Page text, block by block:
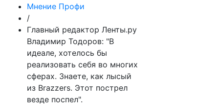
Мнение Профи
/
Главный редактор Ленты.ру
Владимир Тодоров: "В
идеале, хотелось бы
реализовать себя во многих
сферах. Знаете, как лысый
из Brazzers. Этот пострел
везде поспел".